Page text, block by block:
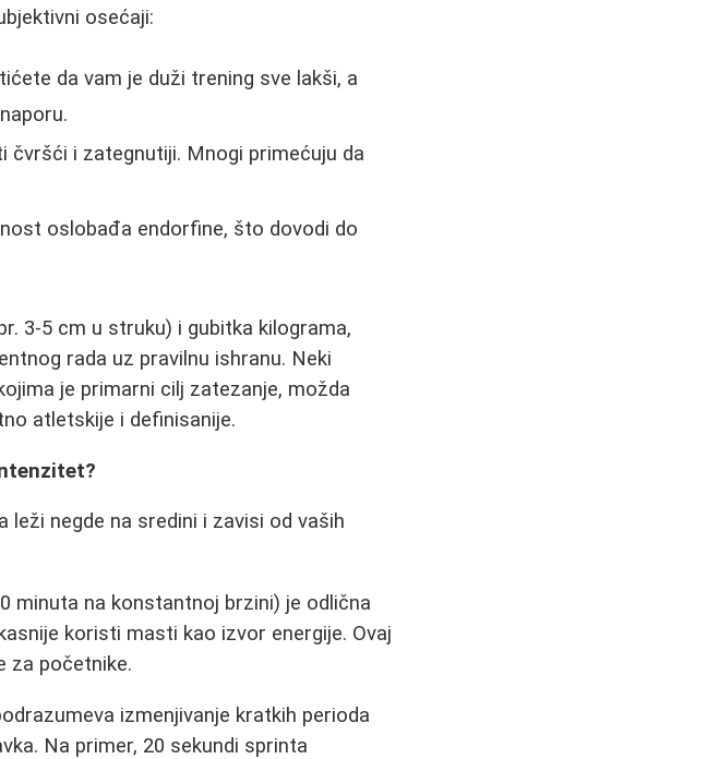
osećaji:
da vam je duži trening sve lakši, a
čvršći i zategnutiji. Mnogi primećuju da
oslobađa endorfine, što dovodi do
3-5 cm u struku) i gubitka kilograma,
rada uz pravilnu ishranu. Neki
je primarni cilj zatezanje, možda
atletskije i definisanije.
negde na sredini i zavisi od vaših
minuta na konstantnoj brzini) je odlična
koristi masti kao izvor energije. Ovaj
za početnike.
izmenjivanje kratkih perioda
Na primer, 20 sekundi sprinta